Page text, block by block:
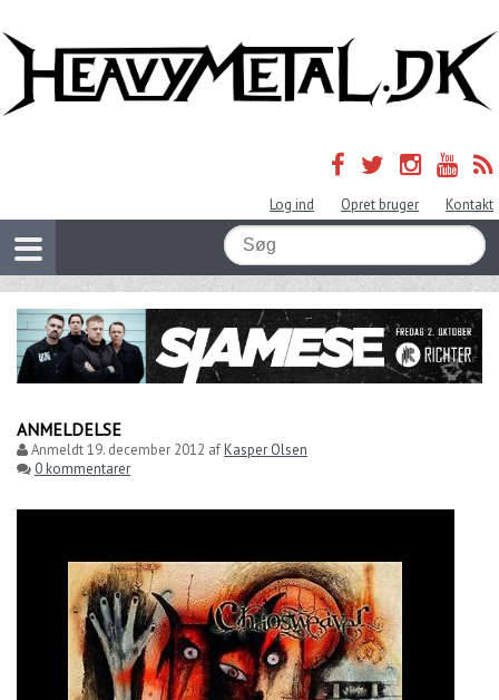
Log ind Opret bruger Kontakt
ANMELDELSE
Anmeldt19. december 2012 afKasper Olsen
0 kommentarer